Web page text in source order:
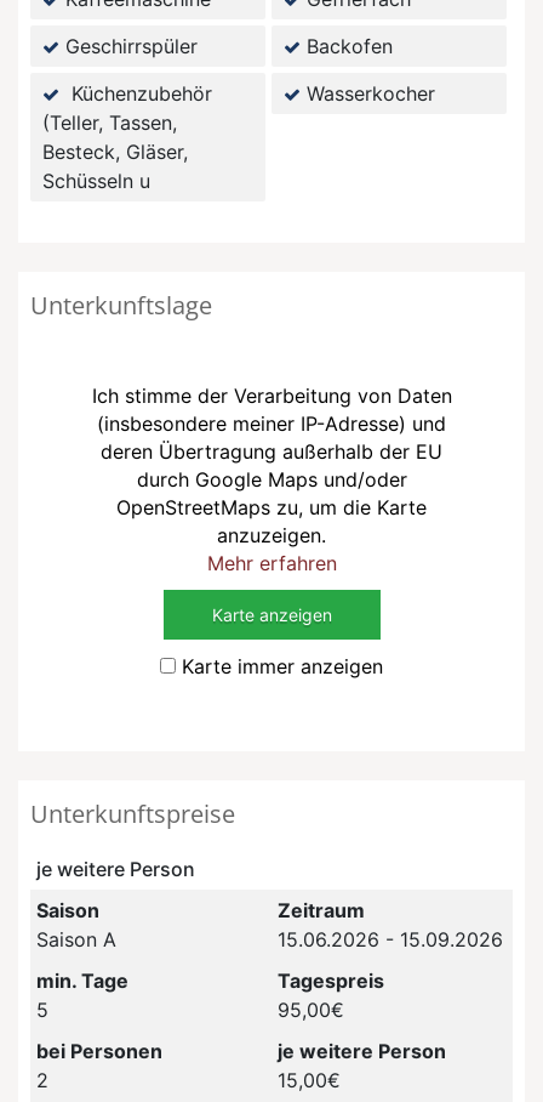
Geschirrspüler
Backofen
Küchenzubehör
(Teller, Tassen,
Besteck, Gläser,
Schüsseln u
Wasserkocher
Unterkunftslage
Ich stimme der Verarbeitung von Daten
(insbesondere meiner IP-Adresse) und
deren Übertragung außerhalb der EU
durch Google Maps und/oder
OpenStreetMaps zu, um die Karte
anzuzeigen.
Mehr erfahren
Karte anzeigen
Karte immer anzeigen
Unterkunftspreise
je weitere Person
Saison
Saison A
Zeitraum
15.06.2026 - 15.09.2026
min. Tage
5
Tagespreis
95,00€
bei Personen
2
je weitere Person
15,00€